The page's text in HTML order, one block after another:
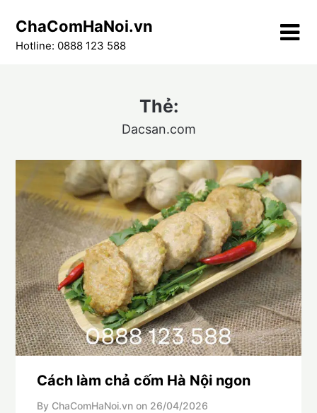
content
ChaComHaNoi.vn
Hotline: 0888 123 588
Thẻ:
Dacsan.com
Cách làm chả cốm Hà Nội ngon
By ChaComHaNoi.vn on 26/04/2026